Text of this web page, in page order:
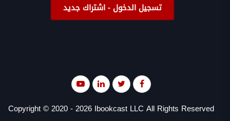
تسجيل الدخول - اشتراك جديد
Copyright © 2020 - 2026 Ibookcast LLC All Rights Reserved